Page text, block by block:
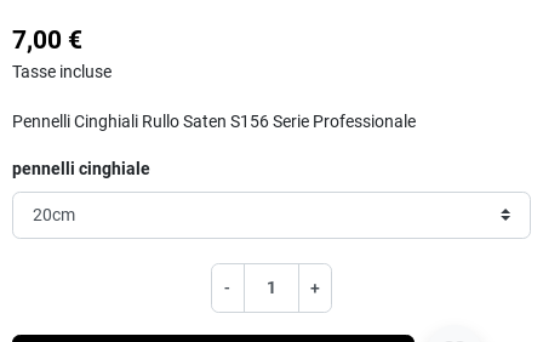
7,00 €
Tasse incluse
Pennelli Cinghiali Rullo Saten S156 Serie Professionale
pennelli cinghiale
- +